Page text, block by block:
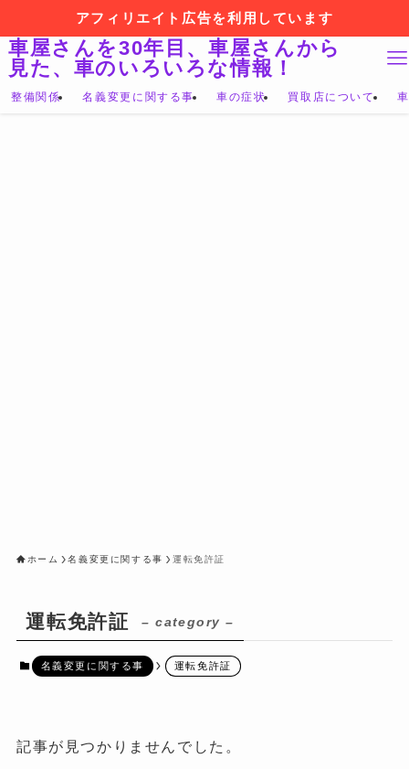
アフィリエイト広告を利用しています
車屋さんを30年目、車屋さんから
見た、車のいろいろな情報！
整備関係 名義変更に関する事 車の症状 買取店について
ホーム 名義変更に関する事 運転免許証
運転免許証 – category –
名義変更に関する事 運転免許証
記事が見つかりませんでした。